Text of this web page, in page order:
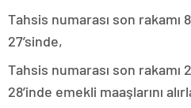
Tahsis numarası son rakamı
27’sinde,
Tahsis numarası son rakamı
28’inde emekli maaşlarını